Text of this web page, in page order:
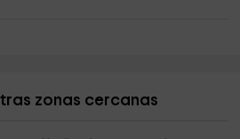
zonas cercanas